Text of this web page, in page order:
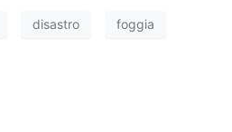
disastro foggia